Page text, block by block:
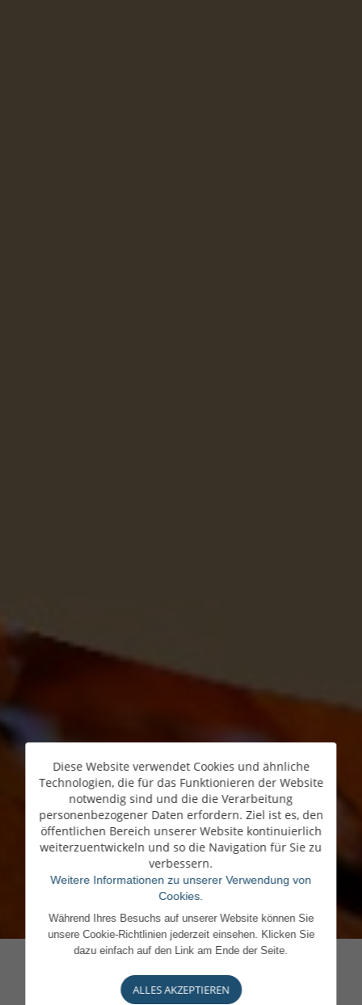
Diese Website verwendet Cookies und ähnliche
Technologien, die für das Funktionieren der Website
notwendig sind und die die Verarbeitung
personenbezogener Daten erfordern. Ziel ist es, den
öffentlichen Bereich unserer Website kontinuierlich
weiterzuentwickeln und so die Navigation für Sie zu
verbessern.
Weitere Informationen zu unserer Verwendung von
Cookies.
Während Ihres Besuchs auf unserer Website können Sie
unsere Cookie-Richtlinien jederzeit einsehen. Klicken Sie
dazu einfach auf den Link am Ende der Seite.
ALLES AKZEPTIEREN